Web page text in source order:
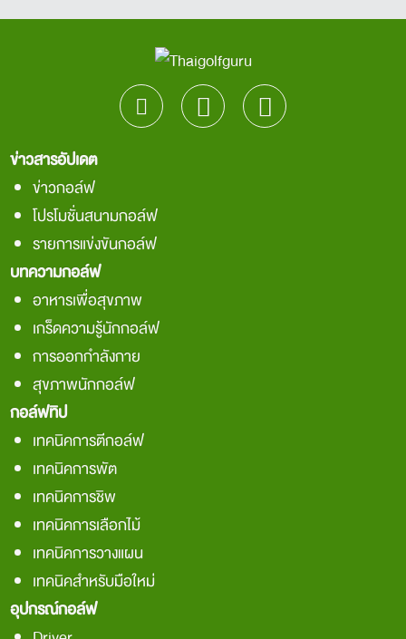
ข่าวสารอัปเดต
ข่าวกอล์ฟ
โปรโมชั่นสนามกอล์ฟ
รายการแข่งขันกอล์ฟ
บทความกอล์ฟ
อาหารเพื่อสุขภาพ
เกร็ดความรู้นักกอล์ฟ
การออกกำลังกาย
สุขภาพนักกอล์ฟ
กอล์ฟทิป
เทคนิคการตีกอล์ฟ
เทคนิคการพัต
เทคนิคการชิพ
เทคนิคการเลือกไม้
เทคนิคการวางแผน
เทคนิคสำหรับมือใหม่
อุปกรณ์กอล์ฟ